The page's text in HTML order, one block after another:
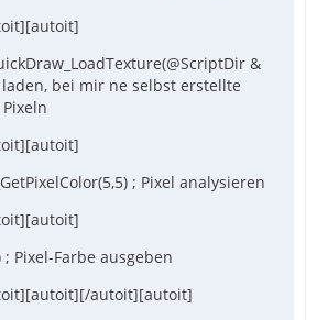
&
laden, bei mir ne selbst erstellte
; Pixel analysieren
; Pixel-Farbe ausgeben
autoit][autoit]